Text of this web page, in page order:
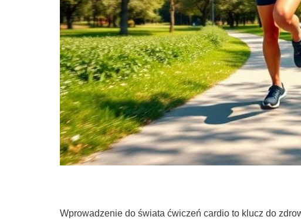
Wprowadzenie do świata ćwiczeń cardio to klucz do